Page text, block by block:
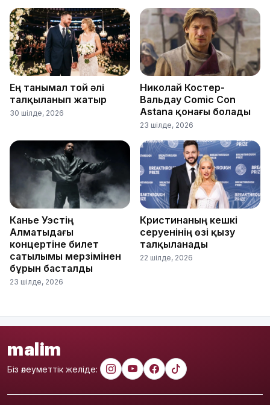
Ең танымал той әлі
талқыланып жатыр
30 шілде, 2026
Николай Костер-
Вальдау Comic Con
Astana қонағы болады
23 шілде, 2026
Канье Уэстің
Алматыдағы
концертіне билет
сатылымы мерзімінен
бұрын басталды
23 шілде, 2026
Кристинаның кешкі
серуенінің өзі қызу
талқыланады
22 шілде, 2026
malim
Біз әлеуметтік желіде: